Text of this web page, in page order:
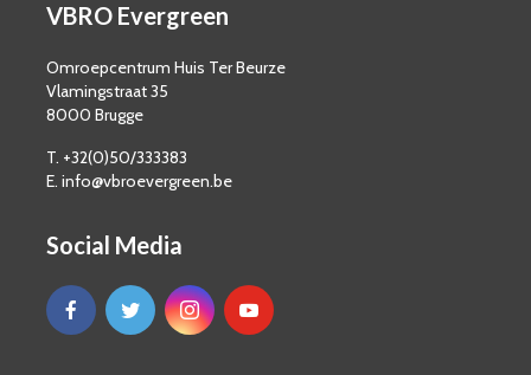
VBRO Evergreen
Omroepcentrum Huis Ter Beurze
Vlamingstraat 35
8000 Brugge
T. +32(0)50/333383
E. info@vbroevergreen.be
Social Media